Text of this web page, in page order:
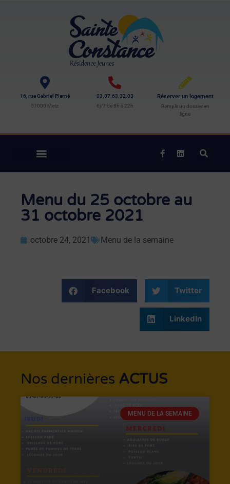
16, rue Gabriel Pierné
57000 Metz
03.87.63.32.03
6j/7 de 8h à 22h
Réserver un logement
Remplir un dossier en
ligne
Menu du 25 octobre au
31 octobre 2021
octobre 24, 2021 Menu de la semaine
Facebook Twitter
LinkedIn
Nos dernières ACTUS
MENU DE LA SEMAINE